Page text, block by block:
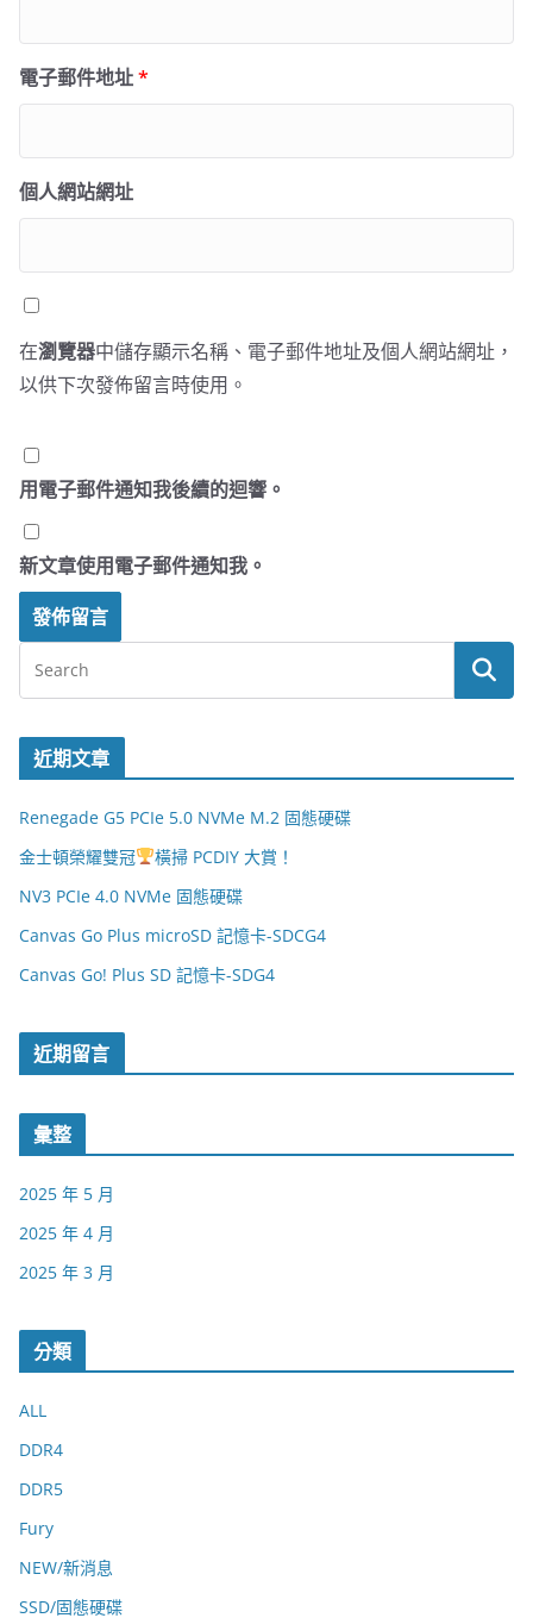
電子郵件地址*
個人網站網址
在瀏覽器中儲存顯示名稱、電子郵件地址及個人網站網址，
以供下次發佈留言時使用。
用電子郵件通知我後續的迴響。
新文章使用電子郵件通知我。
近期文章
Renegade G5 PCIe 5.0 NVMe M.2 固態硬碟
金士頓榮耀雙冠
橫掃 PCDIY 大賞！
NV3 PCIe 4.0 NVMe 固態硬碟
Canvas Go Plus microSD 記憶卡-SDCG4
Canvas Go! Plus SD 記憶卡-SDG4
近期留言
彙整
2025 年 5 月
2025 年 4 月
2025 年 3 月
分類
ALL
DDR4
DDR5
Fury
NEW/新消息
SSD/固態硬碟